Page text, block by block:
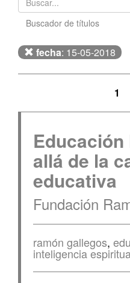
Buscador de títulos
fecha: 15-05-2018
1
allá de la
educativa
Fundación
ramón gallegos,
inteligencia